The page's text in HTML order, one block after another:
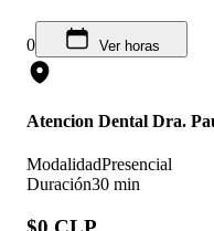
0 Ver horas
Atencion Dental Dra.
ModalidadPresencial
Duración30 min